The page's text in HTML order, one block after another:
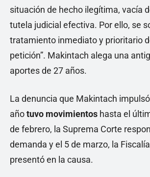
situación de hecho ilegítima, vacía
tutela judicial efectiva. Por ello, se
tratamiento inmediato y prioritario
petición”. Makintach alega una
aportes de 27 años.
La denuncia que Makintach
añotuvo movimientos hasta el
de febrero, la Suprema Corte
demanda y el 5 de marzo, la
presentó en la causa.